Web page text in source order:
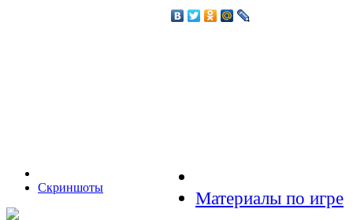
Скриншоты
Материалы по игре